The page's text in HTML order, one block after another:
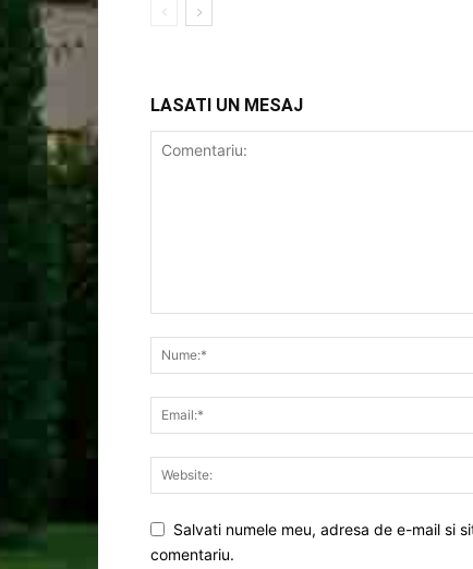
LASATI UN MESAJ
Salvati numele meu, adresa de e-mail si
comentariu.